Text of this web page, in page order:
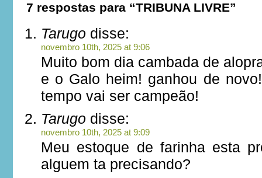
7 respostas para “TRIBUNA LIVRE”
Tarugo disse:
novembro 10th, 2025 at 9:06
Muito bom dia cambada de
e o Galo heim! ganhou de
tempo vai ser campeão!
Tarugo disse:
novembro 10th, 2025 at 9:09
Meu estoque de farinha esta
alguem ta precisando?